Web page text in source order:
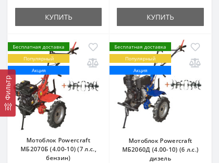
Фильтр
КУПИТЬ КУПИТЬ
Бесплатная доставка
Популярный
Акция
Мотоблок Powercraft
МБ2070Б (4.00-10) (7 л.с.,
бензин)
Бесплатная доставка
Популярный
Акция
Мотоблок Powercraft
МБ2060Д (4.00-10) (6 л.с.)
дизель